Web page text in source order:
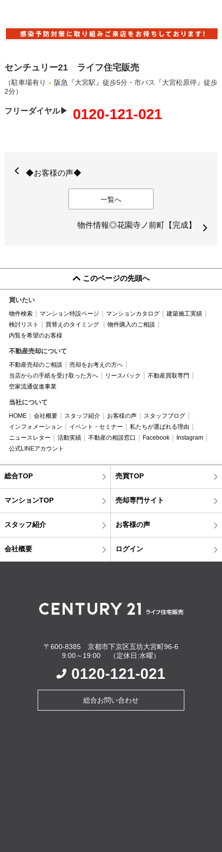
センチュリー21 ライフ住宅販売
（駐車場有り
阪急『大宮駅』徒歩5分・市バス『大宮松原停』徒歩
2分）
フリーダイヤル▶ 0120-121-021
◆お客様の声◆
一覧へ
物件情報◎花園寺ノ前町【完成】
このページの先頭へ
買いたい
物件検索 マンション特設ページ マンションカタログ
建築施工実績
検討リスト
買替えのタイミング
物件購入のご相談
内覧を希望のお客様
不動産売却について
不動産売却のご相談
売却をお考えの方へ
当店からの手紙を受け取った方へ
リースバック
不動産買取専門
空家流通促進事業
当社について
HOME 会社概要 スタッフ紹介 お客様の声
スタッフブログ
インフォメーション
イベント・セミナー
私たちが選ばれる理由
ニュースレター
活動実績 不動産の相談窓口 Facebook
Instagram
公式LINEアカウント
総合TOP 売買TOP
マンションTOP 売却専門サイト
スタッフ紹介 お客様の声
会社概要 ログイン
〒600-8385 京都市下京区五坊大宮町96-6
9:00～19:00 （定休日:水曜）
0120-121-021
総合お問い合わせ